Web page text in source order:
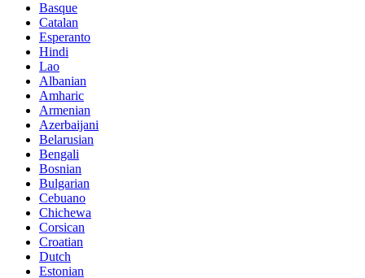
Basque
Catalan
Esperanto
Hindi
Lao
Albanian
Amharic
Armenian
Azerbaijani
Belarusian
Bengali
Bosnian
Bulgarian
Cebuano
Chichewa
Corsican
Croatian
Dutch
Estonian